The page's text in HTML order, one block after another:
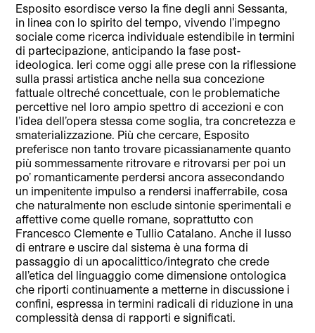
Esposito esordisce verso la fine degli anni Sessanta,
in linea con lo spirito del tempo, vivendo l’impegno
sociale come ricerca individuale estendibile in termini
di partecipazione, anticipando la fase post-
ideologica. Ieri come oggi alle prese con la riflessione
sulla prassi artistica anche nella sua concezione
fattuale oltreché concettuale, con le problematiche
percettive nel loro ampio spettro di accezioni e con
l’idea dell’opera stessa come soglia, tra concretezza e
smaterializzazione. Più che cercare, Esposito
preferisce non tanto trovare picassianamente quanto
più sommessamente ritrovare e ritrovarsi per poi un
po’ romanticamente perdersi ancora assecondando
un impenitente impulso a rendersi inafferrabile, cosa
che naturalmente non esclude sintonie sperimentali e
affettive come quelle romane, soprattutto con
Francesco Clemente e Tullio Catalano. Anche il lusso
di entrare e uscire dal sistema è una forma di
passaggio di un apocalittico/integrato che crede
all’etica del linguaggio come dimensione ontologica
che riporti continuamente a metterne in discussione i
confini, espressa in termini radicali di riduzione in una
complessità densa di rapporti e significati.